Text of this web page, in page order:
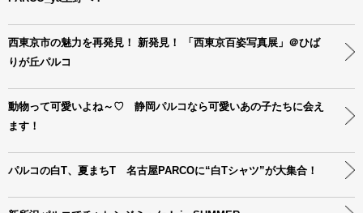
西東京市の魅力を再発見！ 新発見！ 「西東京百姿写真展」＠ひば
りが丘パルコ
動物って可愛いよね～♡ 静岡パルコなら可愛いあの子たちに会え
ます！
パルコの白T、夏まちT 名古屋PARCOに“白Tシャツ”が大集合！